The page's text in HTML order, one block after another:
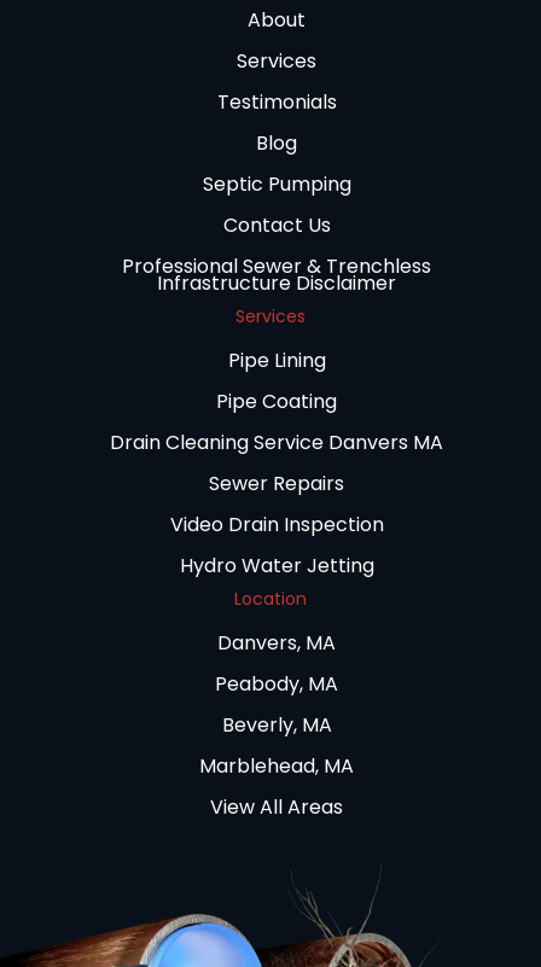
About
Services
Testimonials
Blog
Septic Pumping
Contact Us
Professional Sewer & Trenchless
Infrastructure Disclaimer
Services
Pipe Lining
Pipe Coating
Drain Cleaning Service Danvers MA
Sewer Repairs
Video Drain Inspection
Hydro Water Jetting
Location
Danvers, MA
Peabody, MA
Beverly, MA
Marblehead, MA
View All Areas